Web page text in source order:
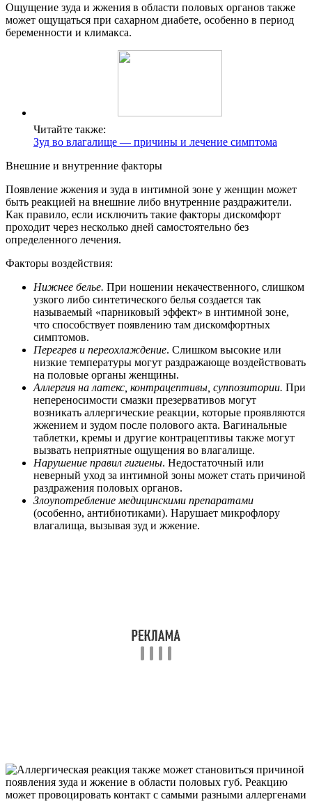
Ощущение зуда и жжения в области половых органов также
может ощущаться при сахарном диабете, особенно в период
беременности и климакса.
Читайте также:
Зуд во влагалище — причины и лечение симптома
Внешние и внутренние факторы
Появление жжения и зуда в интимной зоне у женщин может
быть реакцией на внешние либо внутренние раздражители.
Как правило, если исключить такие факторы дискомфорт
проходит через несколько дней самостоятельно без
определенного лечения.
Факторы воздействия:
Нижнее белье. При ношении некачественного, слишком
узкого либо синтетического белья создается так
называемый «парниковый эффект» в интимной зоне,
что способствует появлению там дискомфортных
симптомов.
Перегрев и переохлаждение. Слишком высокие или
низкие температуры могут раздражающе воздействовать
на половые органы женщины.
Аллергия на латекс, контрацептивы, суппозитории. При
непереносимости смазки презервативов могут
возникать аллергические реакции, которые проявляются
жжением и зудом после полового акта. Вагинальные
таблетки, кремы и другие контрацептивы также могут
вызвать неприятные ощущения во влагалище.
Нарушение правил гигиены. Недостаточный или
неверный уход за интимной зоны может стать причиной
раздражения половых органов.
Злоупотребление медицинскими препаратами
(особенно, антибиотиками). Нарушает микрофлору
влагалища, вызывая зуд и жжение.